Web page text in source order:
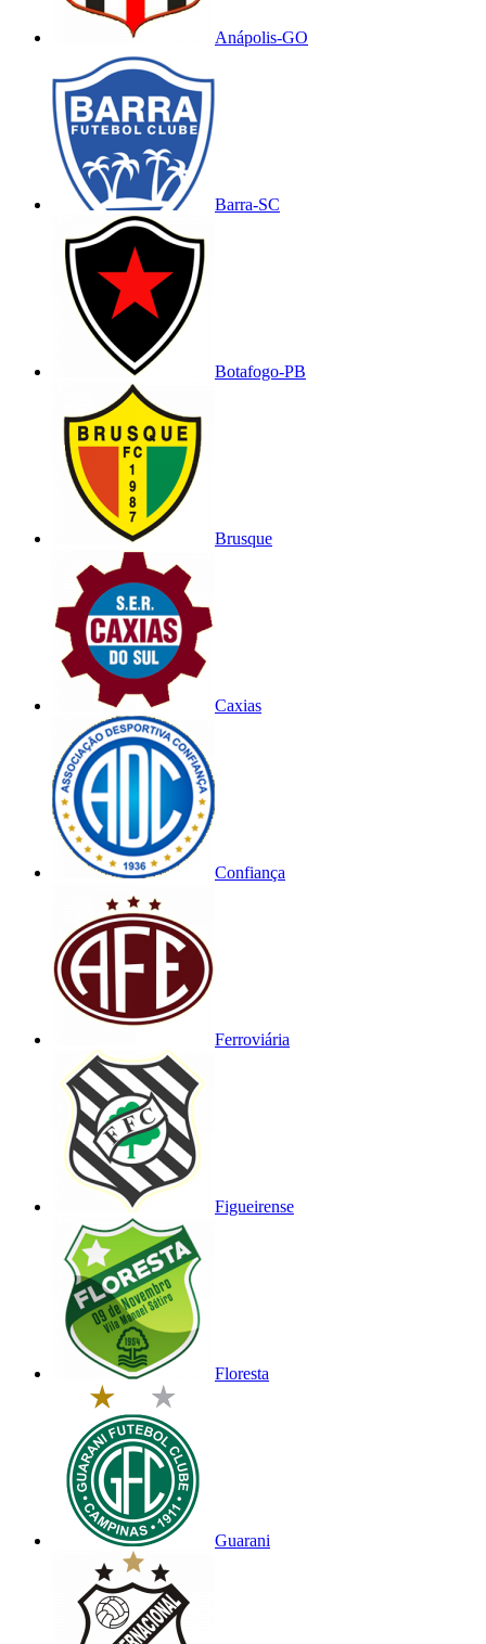
Anápolis-GO
Barra-SC
Botafogo-PB
Brusque
Caxias
Confiança
Ferroviária
Figueirense
Floresta
Guarani